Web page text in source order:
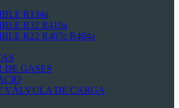
R134a
R32 R410a
R22 R407c R404a
GASES
VÁLVULA DE CARGA